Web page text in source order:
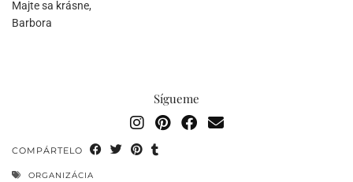
Majte sa krásne,
Barbora
Sígueme
COMPÁRTELO
ORGANIZÁCIA